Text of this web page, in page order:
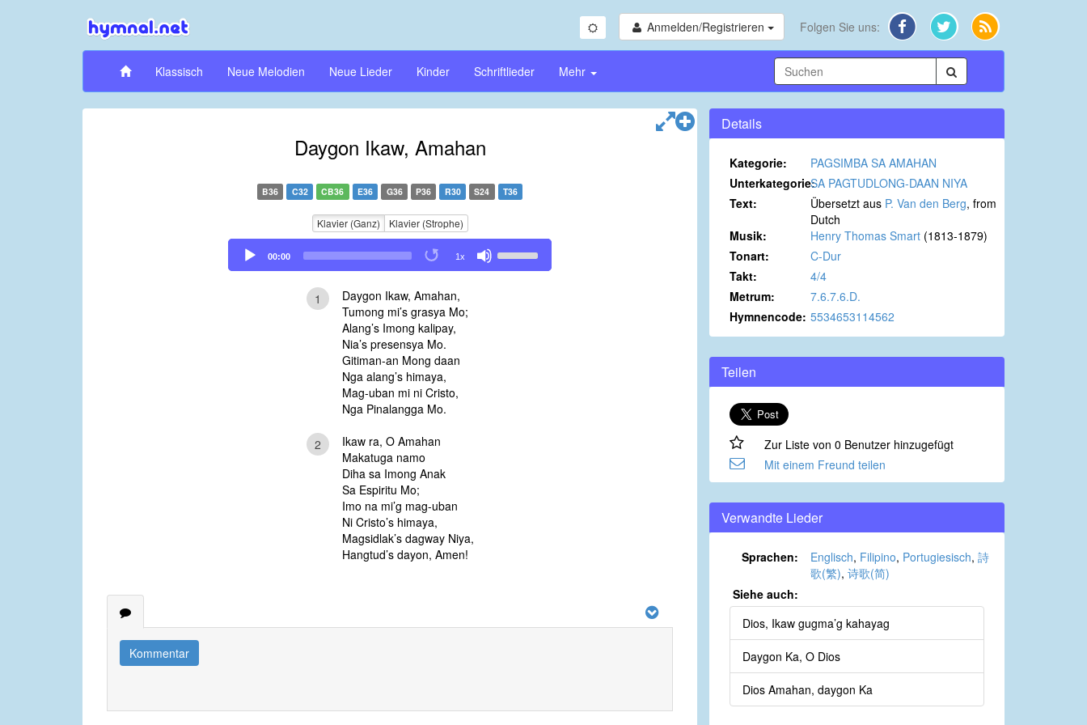
Anmelden/Registrieren Folgen Sie uns:
Klassisch Neue Melodien Neue Lieder Kinder Schriftlieder Mehr
Daygon Ikaw, Amahan
B36 C32 CB36 E36 G36 P36 R30 S24 T36
Klavier (Ganz) Klavier (Strophe)
Audio
Player
00:00 1x
Up/Down
1
Daygon Ikaw, Amahan,
Tumong mi’s grasya Mo;
Alang’s Imong kalipay,
Nia’s presensya Mo.
Gitiman-an Mong daan
Nga alang’s himaya,
Mag-uban mi ni Cristo,
Nga Pinalangga Mo.
2
Ikaw ra, O Amahan
Makatuga namo
Diha sa Imong Anak
Sa Espiritu Mo;
Imo na mi’g mag-uban
Ni Cristo’s himaya,
Magsidlak’s dagway Niya,
Hangtud’s dayon, Amen!
Kommentar
Details
Kategorie:
PAGSIMBA SA AMAHAN
Unterkategorie:SA PAGTUDLONG-DAAN NIYA
Text:
Übersetzt aus P. Van den Berg, from
Dutch
Musik:
Henry Thomas Smart (1813-1879)
Tonart:
C-Dur
Takt:
4/4
Metrum:
7.6.7.6.D.
Hymnencode: 5534653114562
Teilen
Zur Liste von 0 Benutzer hinzugefügt
Mit einem Freund teilen
Verwandte Lieder
Sprachen: Englisch, Filipino, Portugiesisch, 詩
歌(繁), 诗歌(简)
Siehe auch:
Dios, Ikaw gugma’g kahayag
Daygon Ka, O Dios
Dios Amahan, daygon Ka